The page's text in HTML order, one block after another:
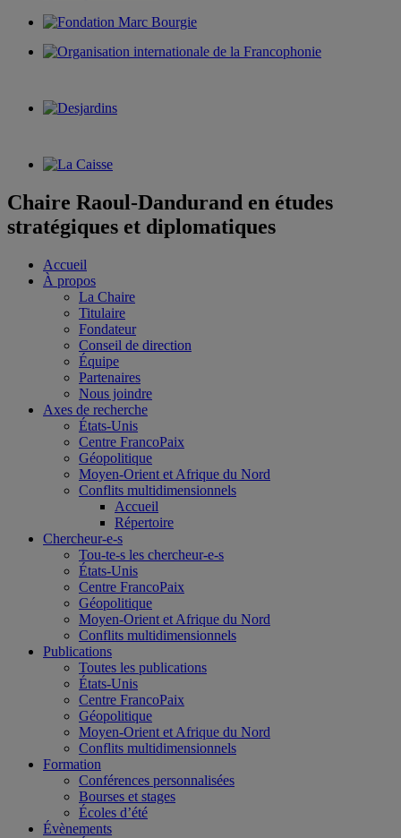
Chaire Raoul-Dandurand en études
stratégiques et diplomatiques
Accueil
À propos
La Chaire
Titulaire
Fondateur
Conseil de direction
Équipe
Partenaires
Nous joindre
Axes de recherche
États-Unis
Centre FrancoPaix
Géopolitique
Moyen-Orient et Afrique du Nord
Conflits multidimensionnels
Accueil
Répertoire
Chercheur-e-s
Tou-te-s les chercheur-e-s
États-Unis
Centre FrancoPaix
Géopolitique
Moyen-Orient et Afrique du Nord
Conflits multidimensionnels
Publications
Toutes les publications
États-Unis
Centre FrancoPaix
Géopolitique
Moyen-Orient et Afrique du Nord
Conflits multidimensionnels
Formation
Conférences personnalisées
Bourses et stages
Écoles d’été
Évènements